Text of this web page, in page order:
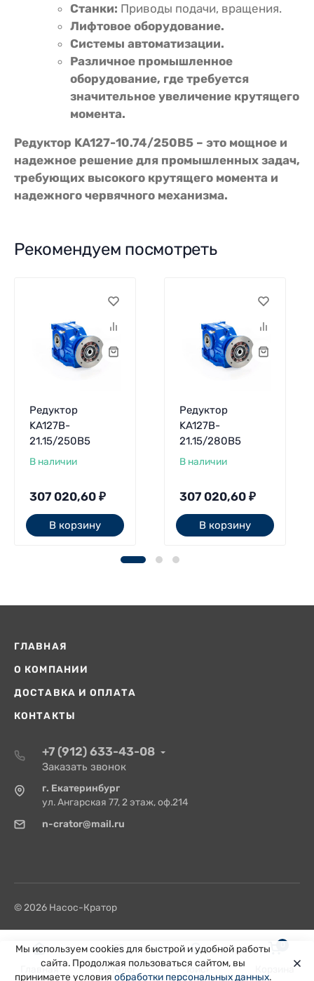
Станки: Приводы подачи, вращения.
Лифтовое оборудование.
Системы автоматизации.
Различное промышленное
оборудование, где требуется
значительное увеличение крутящего
момента.
Редуктор KA127-10.74/250В5 – это мощное и
надежное решение для промышленных задач,
требующих высокого крутящего момента и
надежного червячного механизма.
Рекомендуем посмотреть
Редуктор
KA127B-
21.15/250В5
В наличии
307 020,60 ₽
В корзину
Редуктор
KA127B-
21.15/280В5
В наличии
307 020,60 ₽
В корзину
ГЛАВНАЯ
О КОМПАНИИ
ДОСТАВКА И ОПЛАТА
КОНТАКТЫ
+7 (912) 633-43-08
Заказать звонок
г. Екатеринбург
ул. Ангарская 77, 2 этаж, оф.214
n-crator@mail.ru
© 2026 Насос-Кратор
Мы используем cookies для быстрой и удобной работы
сайта. Продолжая пользоваться сайтом, вы
принимаете условияобработки персональных данных.
Главная Каталог Поиск Корзина